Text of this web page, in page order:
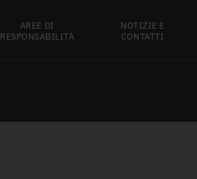
AREE DI
RESPONSABILITÀ
NOTIZIE E
CONTATTI